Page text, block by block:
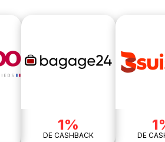
1%
DE CASHBACK DE